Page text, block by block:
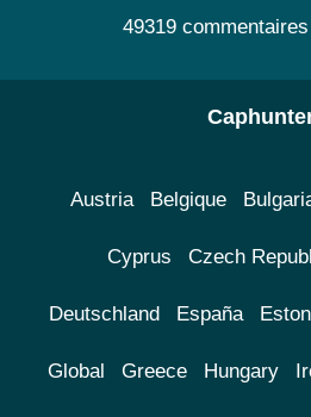
49319
Austria Belgique
Cyprus Czech
Deutschland España
Global Greece Hungary